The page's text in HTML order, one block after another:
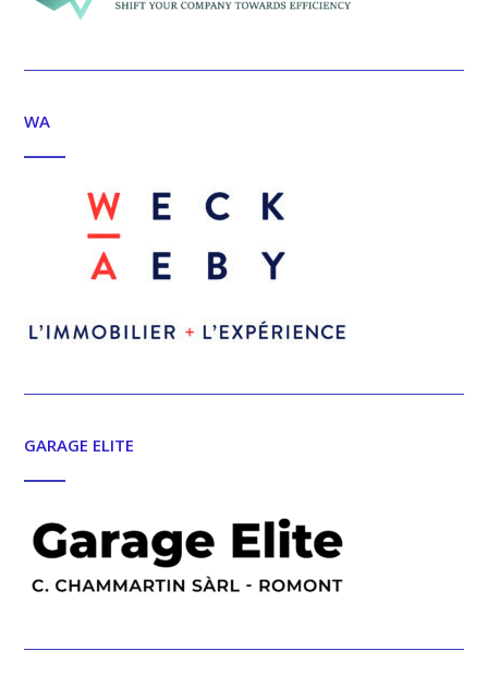
WA
GARAGE ELITE